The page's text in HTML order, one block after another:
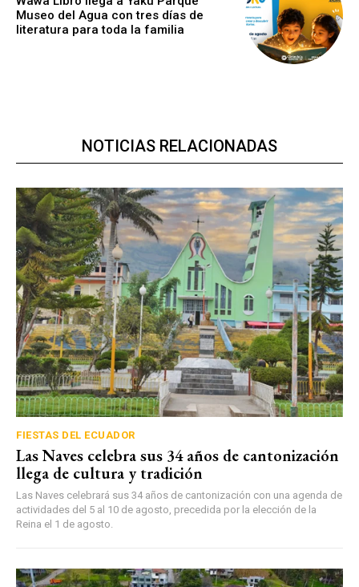
Museo del Agua con tres días de
literatura para toda la familia
NOTICIAS RELACIONADAS
FIESTAS DEL ECUADOR
Las Naves celebra sus 34 años de cantonización
llega de cultura y tradición
Las Naves celebrará sus 34 años de cantonización con una agenda de
actividades del 5 al 10 de agosto, precedida por la elección de la
Reina el 1 de agosto.